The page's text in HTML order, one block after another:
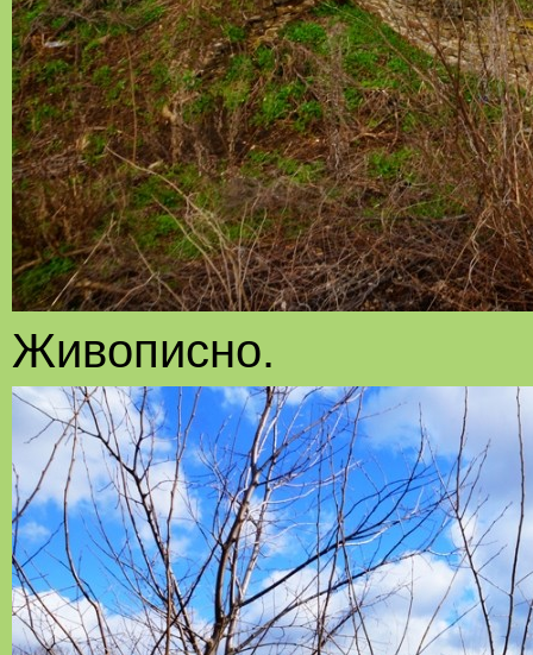
Живописно.